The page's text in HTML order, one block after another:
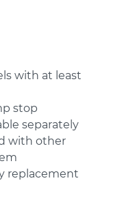
with at least
stop
separately
with other
replacement